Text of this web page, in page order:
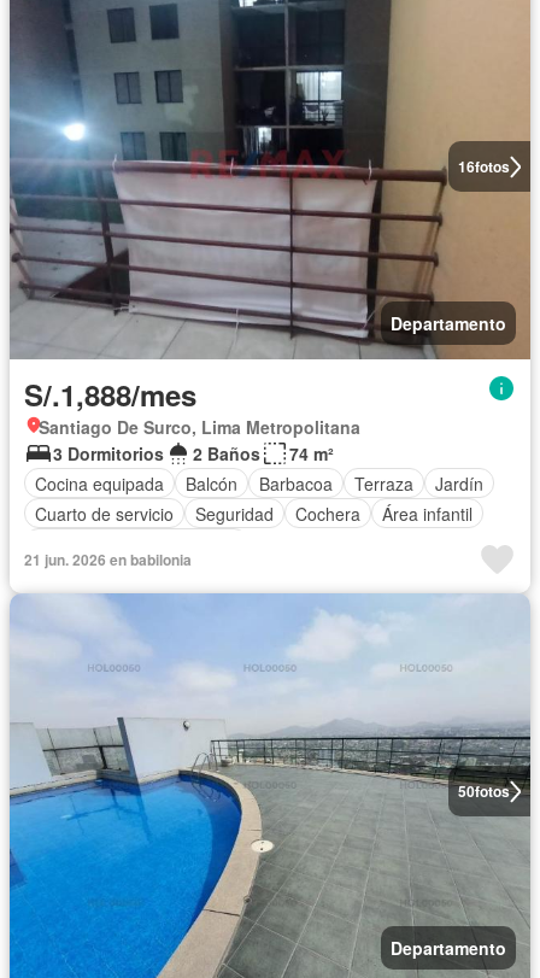
16fotos
Departamento
S/.1,888/mes
Santiago De Surco, Lima Metropolitana
3 Dormitorios
2 Baños
74 m²
Cocina equipada
Balcón Barbacoa Terraza
Jardín
Cuarto de servicio
Seguridad Cochera
Área infantil
21 jun. 2026 en babilonia
50fotos
Departamento